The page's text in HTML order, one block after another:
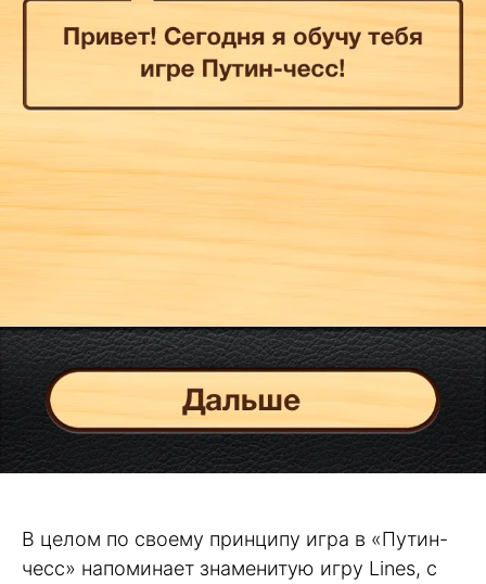
В целом по своему принципу игра в «Путин-
чесс» напоминает знаменитую игру Lines, с